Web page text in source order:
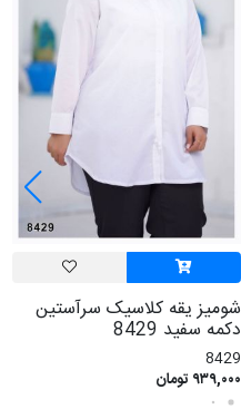
شومیز یقه کلاسیک سرآستین
دکمه سفید 8429
8429
۹۳۹,۰۰۰ تومان